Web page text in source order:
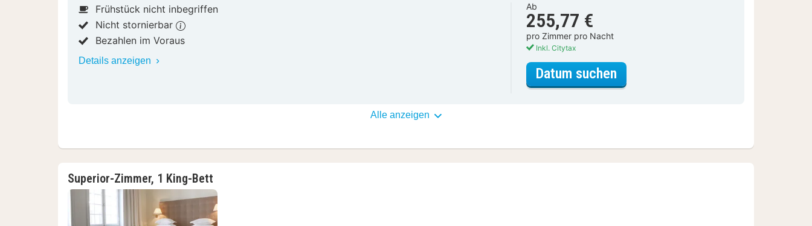
Frühstück nicht inbegriffen
Nicht stornierbar
Bezahlen im Voraus
Details anzeigen
Ab
255,77 €
pro Zimmer pro Nacht
Inkl. Citytax
Datum suchen
Alle anzeigen
Superior-Zimmer, 1 King-Bett